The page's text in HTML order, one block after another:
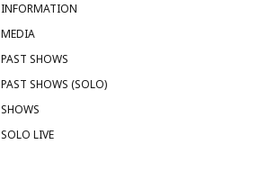
INFORMATION
MEDIA
PAST SHOWS
PAST SHOWS (SOLO)
SHOWS
SOLO LIVE